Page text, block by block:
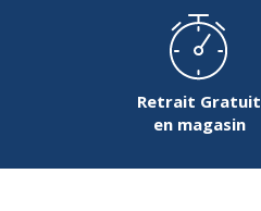
Retrait Gratuit
en magasin